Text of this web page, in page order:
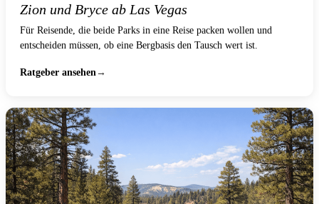
Zion und Bryce ab Las Vegas
Für Reisende, die beide Parks in eine Reise packen wollen und
entscheiden müssen, ob eine Bergbasis den Tausch wert ist.
Ratgeber ansehen